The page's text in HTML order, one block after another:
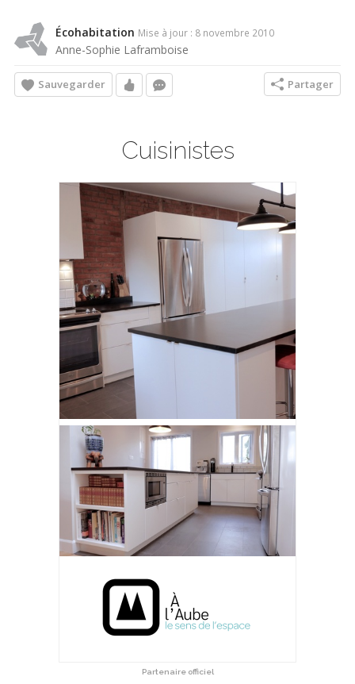
Écohabitation Mise à jour : 8 novembre 2010
Anne-Sophie Laframboise
Sauvegarder Partager
Cuisinistes
Partenaire officiel